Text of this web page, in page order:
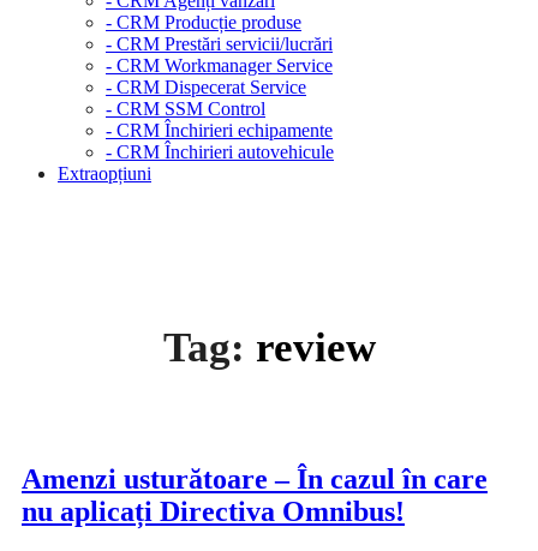
- CRM Producție produse
- CRM Prestări servicii/lucrări
- CRM Workmanager Service
- CRM Dispecerat Service
- CRM SSM Control
- CRM Închirieri echipamente
- CRM Închirieri autovehicule
Extraopțiuni
Tag: review
Amenzi usturătoare – În cazul în care
nu aplicați Directiva Omnibus!